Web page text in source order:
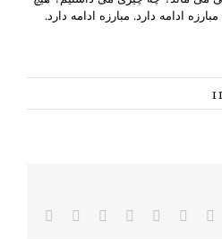
ادامه دارد. مبارزه ادامه دارد.
Reddit
LinkedIn
WhatsApp
Tumblr
Pinterest